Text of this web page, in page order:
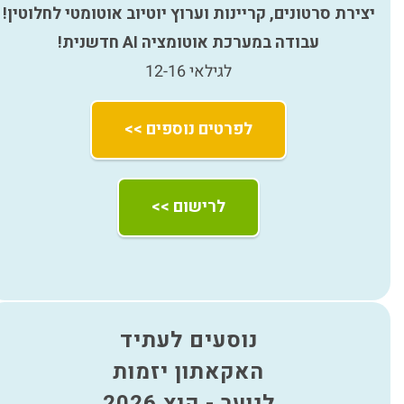
יצירת סרטונים, קריינות וערוץ יוטיוב אוטומטי לחלוטין!
עבודה במערכת אוטומציה AI חדשנית!
לגילאי 12-16
לפרטים נוספים >>
לרישום >>
נוסעים לעתיד
האקאתון יזמות